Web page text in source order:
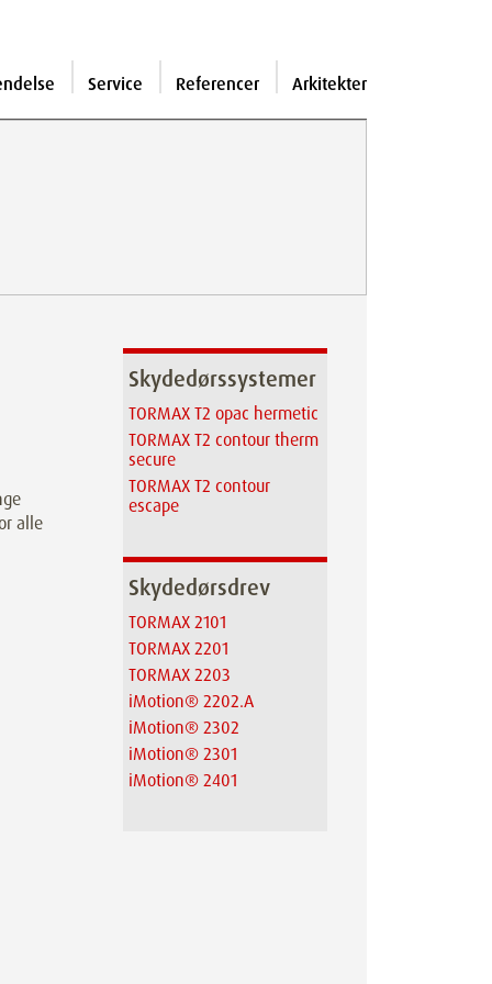
Service Referencer Arkitekter
alle
Skydedørssystemer
TORMAX T2 opac hermetic
TORMAX T2 contour therm
secure
TORMAX T2 contour
escape
Skydedørsdrev
TORMAX 2101
TORMAX 2201
TORMAX 2203
iMotion® 2202.A
iMotion® 2302
iMotion® 2301
iMotion® 2401